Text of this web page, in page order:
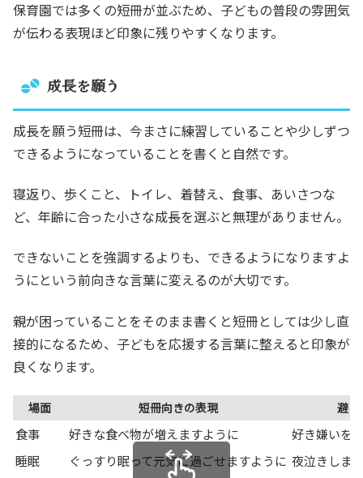
保育園では多くの短冊が並ぶため、子どもの普段の雰囲気
が伝わる表現ほど印象に残りやすくなります。
成長を願う
成長を願う短冊は、今まさに練習していることや少しずつ
できるようになっていることを書くと自然です。
寝返り、歩くこと、トイレ、着替え、食事、あいさつな
ど、年齢に合った小さな成長を選ぶと無理がありません。
できないことを強調するよりも、できるようになりますよ
うにという前向きな言葉に変えるのが大切です。
親が困っていることをそのまま書くと短冊としては少し直
接的になるため、子どもを応援する言葉に整えると印象が
良くなります。
場面 短冊向きの表現 避け
食事 好きな食べ物が増えますように
好き嫌いを
睡眠
ぐっすり眠って元気に過ごせますように 夜泣きしま